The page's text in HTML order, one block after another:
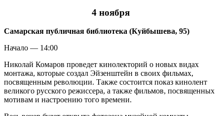
4 ноября
Самарская публичная библиотека (Куйбышева, 95)
Начало — 14:00
Николай Комаров проведет кинолекторий о новых видах
монтажа, которые создал Эйзенштейн в своих фильмах,
посвященным революции. Также состоится показ кинолент
великого русского режиссера, а также фильмов, посвященных
мотивам и настроению того времени.